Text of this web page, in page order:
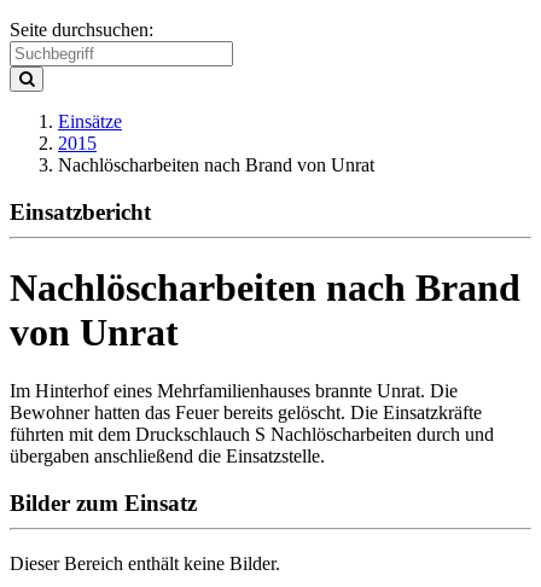
Seite durchsuchen:
Einsätze
2015
Nachlöscharbeiten nach Brand von Unrat
Einsatzbericht
Nachlöscharbeiten nach Brand
von Unrat
Im Hinterhof eines Mehrfamilienhauses brannte Unrat. Die
Bewohner hatten das Feuer bereits gelöscht. Die Einsatzkräfte
führten mit dem Druckschlauch S Nachlöscharbeiten durch und
übergaben anschließend die Einsatzstelle.
Bilder zum Einsatz
Dieser Bereich enthält keine Bilder.